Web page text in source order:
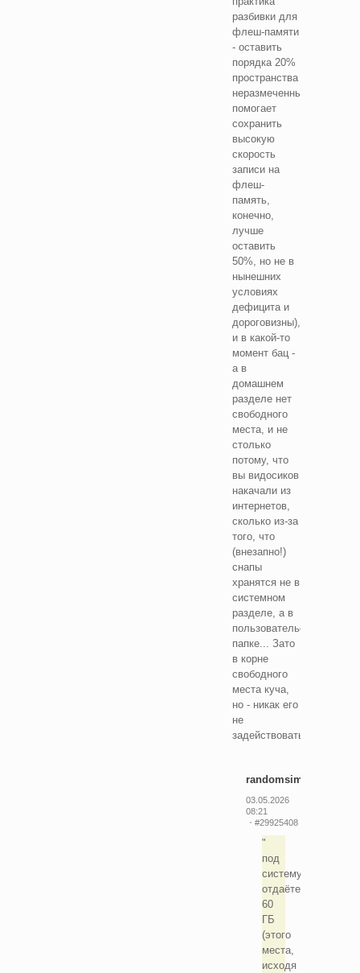
разбивки для
флеш-памяти
- оставить
порядка 20%
пространства
неразмеченным,
помогает
сохранить
высокую
скорость
записи на
флеш-
память,
конечно,
лучше
оставить
50%, но не в
нынешних
условиях
дефицита и
дороговизны),
и в какой-то
момент бац -
а в
домашнем
разделе нет
свободного
места, и не
столько
потому, что
вы видосиков
накачали из
интернетов,
сколько из-за
того, что
(внезапно!)
снапы
хранятся не в
системном
разделе, а в
пользовательской
папке... Зато
в корне
свободного
места куча,
но - никак его
не
задействовать!
randomsimplenumber
03.05.2026
08:21
#29925408
под
систему
отдаёте
60
ГБ
(этого
места,
исходя